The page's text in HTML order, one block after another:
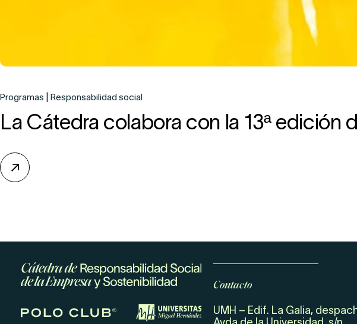
Programas Responsabilidad social
La Cátedra colabora con la 13ª
Contacto
UMH – Edif. La Galia,